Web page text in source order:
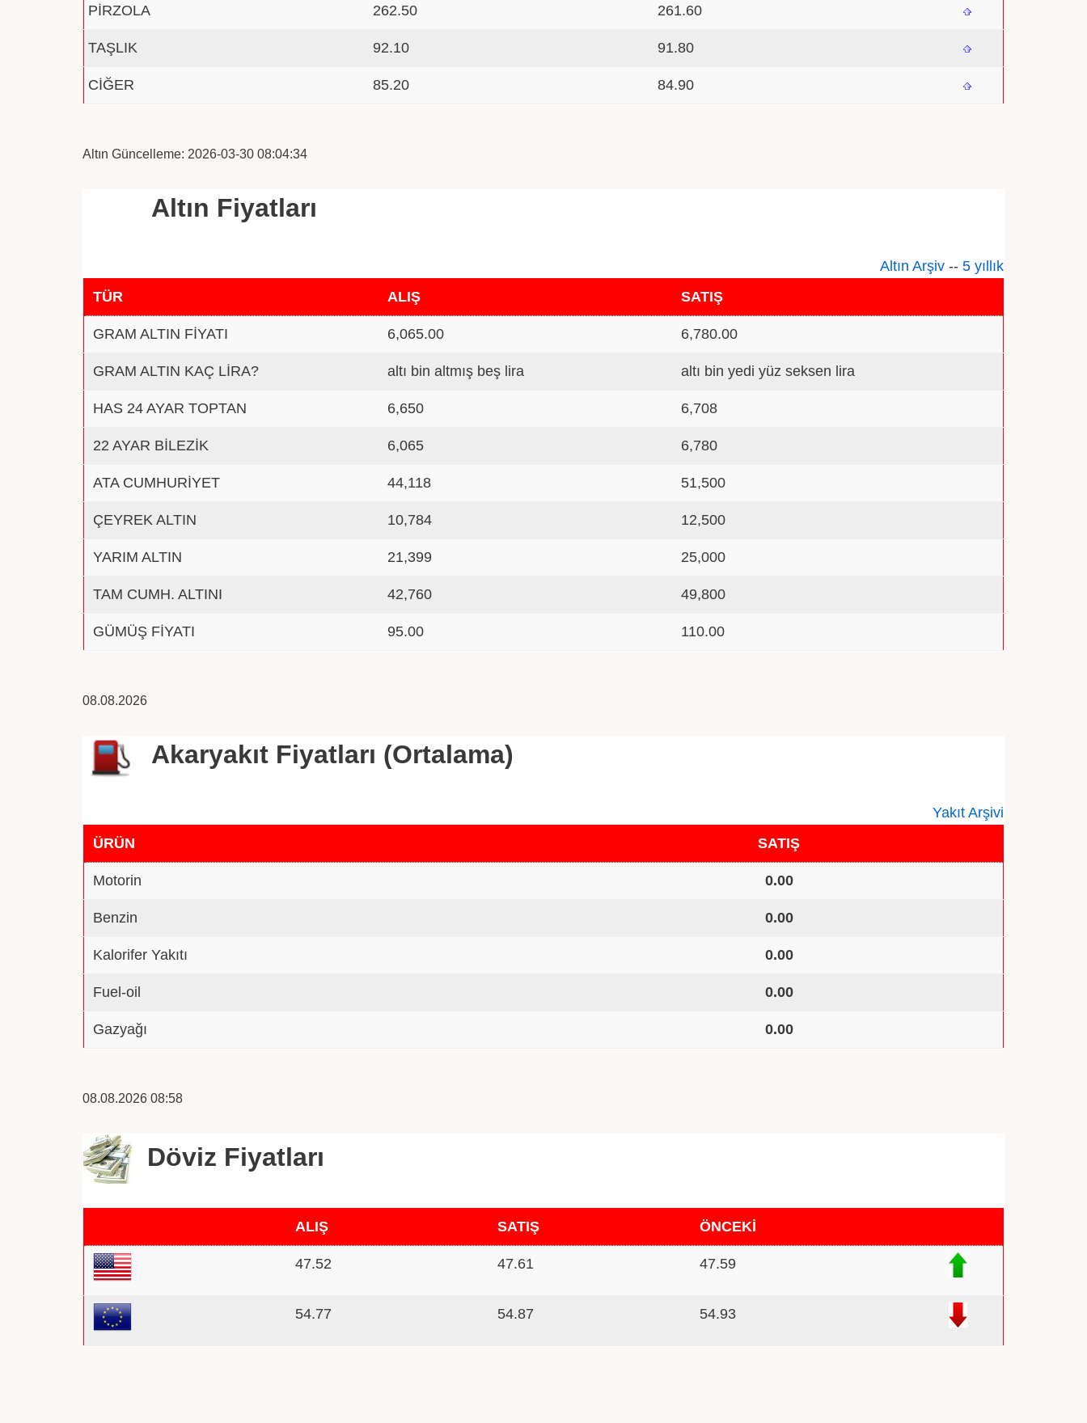
PİRZOLA 262.50 261.60
TAŞLIK 92.10 91.80
CİĞER 85.20 84.90
Altın Güncelleme: 2026-03-30 08:04:34
Altın Fiyatları
Altın Arşiv -- 5 yıllık
TÜR
ALIŞ SATIŞ
GRAM ALTIN FİYATI 6,065.00 6,780.00
GRAM ALTIN KAÇ LİRA? altı bin altmış beş lira altı bin yedi yüz seksen lira
HAS 24 AYAR TOPTAN 6,650 6,708
22 AYAR BİLEZİK 6,065 6,780
ATA CUMHURİYET 44,118 51,500
ÇEYREK ALTIN 10,784 12,500
YARIM ALTIN 21,399 25,000
TAM CUMH. ALTINI 42,760 49,800
GÜMÜŞ FİYATI 95.00 110.00
08.08.2026
Akaryakıt Fiyatları (Ortalama)
Yakıt Arşivi
ÜRÜN
SATIŞ
Motorin 0.00
Benzin 0.00
Kalorifer Yakıtı 0.00
Fuel-oil 0.00
Gazyağı 0.00
08.08.2026 08:58
Döviz Fiyatları
ALIŞ SATIŞ ÖNCEKİ
47.52 47.61 47.59
54.77 54.87 54.93